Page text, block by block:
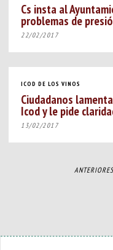
Cs insta al
problemas de
22/02/2017
ICOD DE LOS VINOS
Ciudadanos
Icod y le pide
13/02/2017